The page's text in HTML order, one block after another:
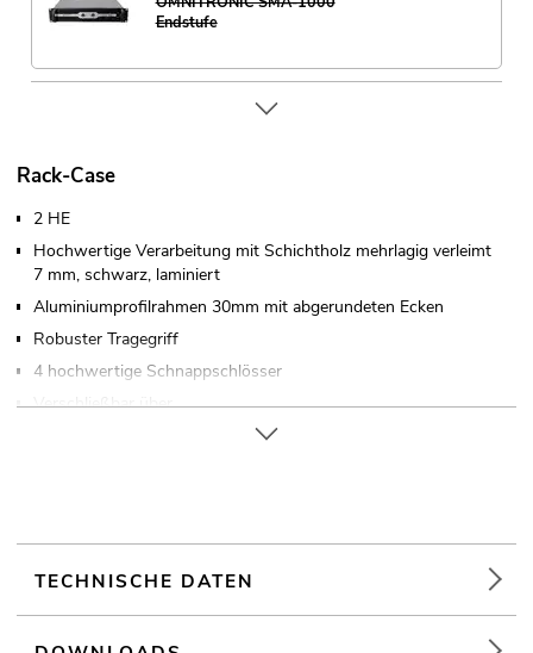
Endstufe
Rack-Case
2 HE
Hochwertige Verarbeitung mit Schichtholz mehrlagig verleimt
7 mm, schwarz, laminiert
Aluminiumprofilrahmen 30mm mit abgerundeten Ecken
Robuster Tragegriff
4 hochwertige Schnappschlösser
Verschließbar über
TECHNISCHE DATEN